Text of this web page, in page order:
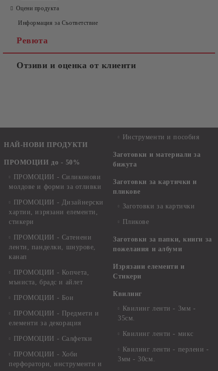
Оцени продукта
Информация за Съответствие
Ревюта
Отзиви и оценка от клиенти
НАЙ-НОВИ ПРОДУКТИ
ПРОМОЦИИ до - 50%
ПРОМОЦИИ - Силиконови
молдове и форми за отливки
ПРОМОЦИИ - Дизайнерски
хартии, изрязани елементи,
стикери
ПРОМОЦИИ - Сатенени
ленти, панделки, шнурове,
канап
ПРОМОЦИИ - Копчета,
мъниста, брадс и айлет
ПРОМОЦИИ - Бои
ПРОМОЦИИ - Предмети и
елементи за декорация
ПРОМОЦИИ - Салфетки
ПРОМОЦИИ - Хоби
перфоратори, инструменти и
Инструменти и пособия
Заготовки и материали за
бижута
Заготовки за картички и
пликове
Заготовки за картички
Пликове
Заготовки за папки, книги за
пожелания и албуми
Изрязани елементи и
Стикери
Квилинг
Квилинг ленти - 3мм -
35см.
Квилинг ленти - микс
Квилинг ленти - перлени -
3мм - 30см.